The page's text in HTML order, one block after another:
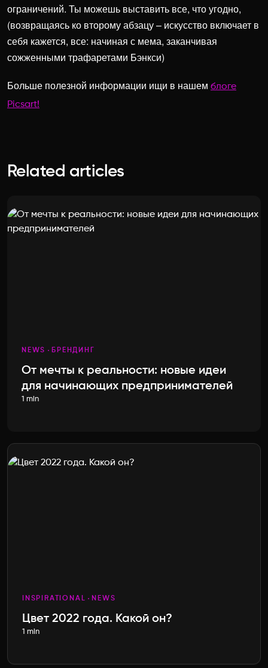
ограничений. Ты можешь выставить все, что угодно,
(возвращаясь ко второму абзацу – искусство включает в
себя кажется, все: начиная с мема, заканчивая
сожженными трафаретами Бэнкси)
Больше полезной информации ищи в нашем блоге
Picsart!
Related articles
NEWS БРЕНДИНГ
От мечты к реальности: новые идеи
для начинающих предпринимателей
1 min
INSPIRATIONAL NEWS
Цвет 2022 года. Какой он?
1 min